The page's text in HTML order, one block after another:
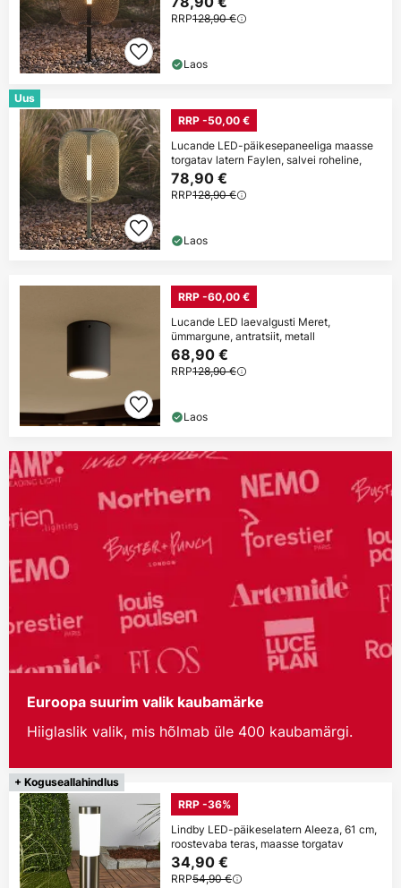
RRP128,90 €
Laos
Uus
RRP -50,00 €
Lucande LED-päikesepaneeliga maasse
torgatav latern Faylen, salvei roheline,
78,90 €
RRP128,90 €
Laos
RRP -60,00 €
Lucande LED laevalgusti Meret,
ümmargune, antratsiit, metall
68,90 €
RRP128,90 €
Laos
Euroopa suurim valik kaubamärke
Hiiglaslik valik, mis hõlmab üle 400 kaubamärgi.
+ Koguseallahindlus
RRP -36%
Lindby LED-päikeselatern Aleeza, 61 cm,
roostevaba teras, maasse torgatav
34,90 €
RRP54,90 €